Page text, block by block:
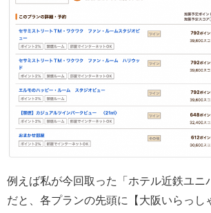
例えば私が今回取った「ホテル近鉄ユニ
だと、各プランの先頭に【大阪いらっし